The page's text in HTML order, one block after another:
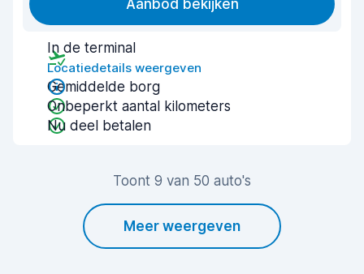
Aanbod bekijken
In de terminal
Locatiedetails weergeven
Gemiddelde borg
Onbeperkt aantal kilometers
Nu deel betalen
Toont 9 van 50 auto's
Meer weergeven